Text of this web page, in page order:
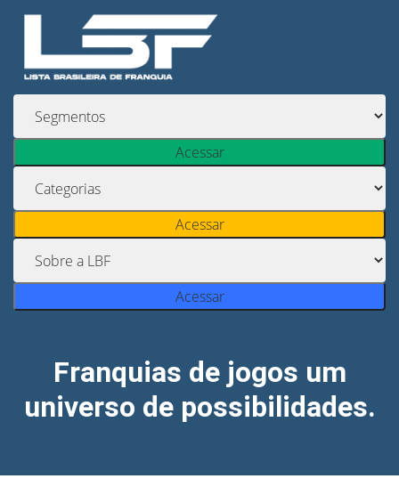
Acessar
Acessar
Acessar
Franquias de jogos um
universo de possibilidades.